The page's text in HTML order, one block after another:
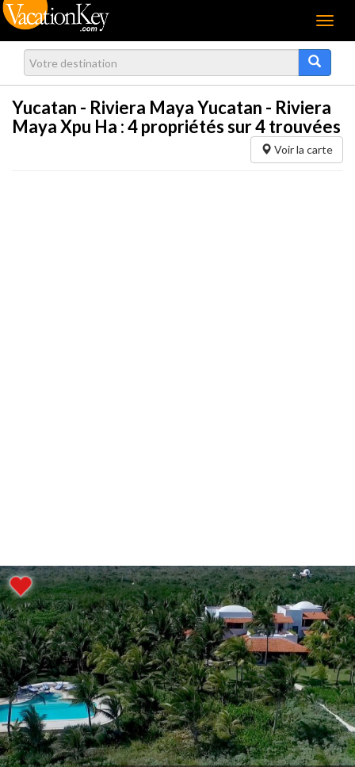
Menu
Yucatan - Riviera Maya Yucatan - Riviera
Maya Xpu Ha :4propriétés sur 4 trouvées
Voir la carte